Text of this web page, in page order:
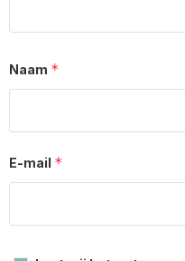
Naam *
E-mail *